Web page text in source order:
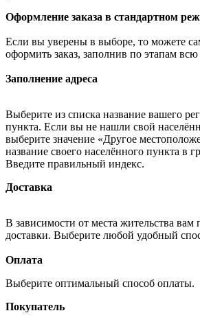
Оформление заказа в стандартном
Если вы уверены в выборе, то можете
оформить заказ, заполнив по этапам
Заполнение адреса
Выберите из списка название вашего
пункта. Если вы не нашли свой
выберите значение «Другое
название своего населённого пункта в
Введите правильный индекс.
Доставка
В зависимости от места жительства вам
доставки. Выберите любой удобный
Оплата
Выберите оптимальный способ оплаты.
Покупатель